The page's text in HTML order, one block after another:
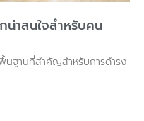
น่าสนใจสำหรับคน
นฐานที่สำคัญสำหรับการดำรง